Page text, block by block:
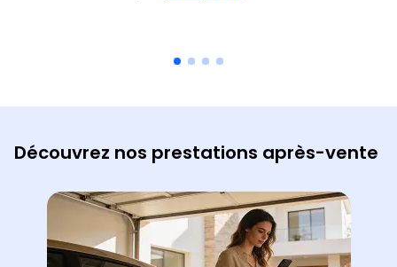
Découvrez nos prestations après-vente